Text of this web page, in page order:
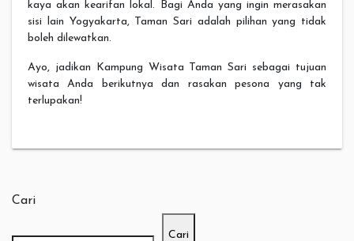
kaya akan kearifan lokal. Bagi Anda yang ingin merasakan
sisi lain Yogyakarta, Taman Sari adalah pilihan yang tidak
boleh dilewatkan.
Ayo, jadikan Kampung Wisata Taman Sari sebagai tujuan
wisata Anda berikutnya dan rasakan pesona yang tak
terlupakan!
Cari
Cari